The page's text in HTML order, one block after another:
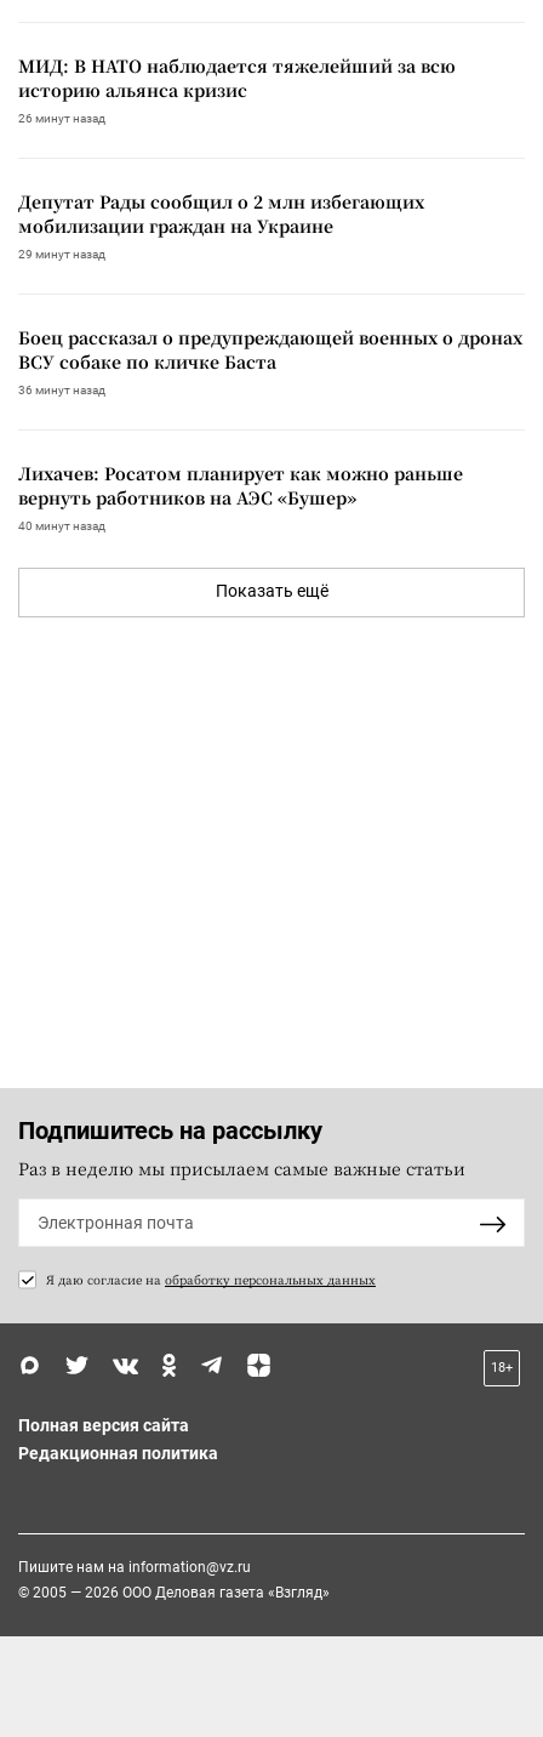
МИД: В НАТО наблюдается тяжелейший за всю
историю альянса кризис
26 минут назад
Депутат Рады сообщил о 2 млн избегающих
мобилизации граждан на Украине
29 минут назад
Боец рассказал о предупреждающей военных о дронах
ВСУ собаке по кличке Баста
36 минут назад
Лихачев: Росатом планирует как можно раньше
вернуть работников на АЭС «Бушер»
40 минут назад
Показать ещё
Подпишитесь на рассылку
Раз в неделю мы присылаем самые важные статьи
Я даю согласие на обработку персональных данных
18+
Полная версия сайта
Редакционная политика
Пишите нам на information@vz.ru
© 2005 — 2026 ООО Деловая газета «Взгляд»